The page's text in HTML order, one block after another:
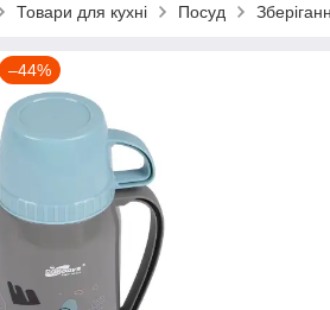
Товари для кухні Посуд
–44%